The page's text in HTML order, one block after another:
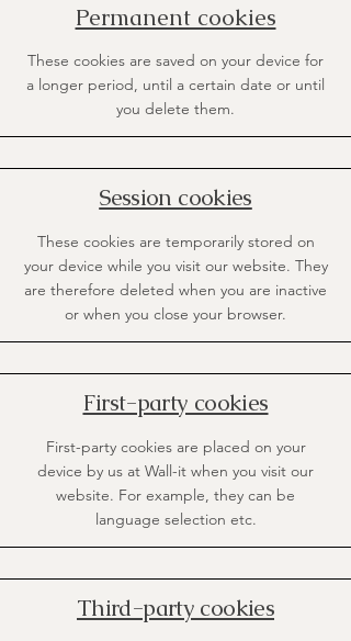
Permanent cookies
These cookies are saved on your device for
a longer period, until a certain date or until
you delete them.
Session cookies
These cookies are temporarily stored on
your device while you visit our website. They
are therefore deleted when you are inactive
or when you close your browser.
First-party cookies
First-party cookies are placed on your
device by us at Wall-it when you visit our
website. For example, they can be
language selection etc.
Third-party cookies